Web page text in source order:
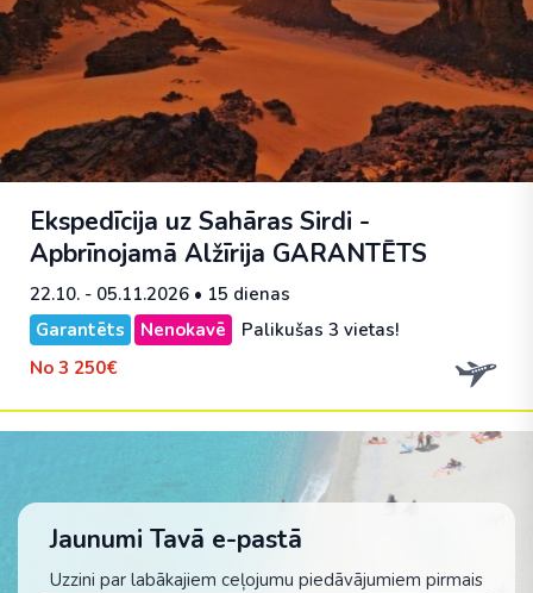
Ekspedīcija uz Sahāras Sirdi -
Apbrīnojamā Alžīrija GARANTĒTS
22.10. - 05.11.2026 • 15 dienas
Garantēts
Nenokavē
Palikušas 3 vietas!
No 3 250€
Jaunumi Tavā e-pastā
Uzzini par labākajiem ceļojumu piedāvājumiem pirmais